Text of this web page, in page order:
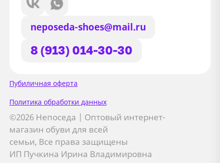
neposeda-shoes@mail.ru
8 (913) 014-30-30
Пубиличная оферта
Политика обработки данных
©2026 Непоседа | Оптовый интернет-
магазин обуви для всей
семьи, Все права защищены
ИП Пучкина Ирина Владимировна
Сайт использует файлы Cookie
Мы используем файлы cookie и
сторонние сервисы (Yandex.Metrica и
AppMetrica) для анализа трафика,
персонализации контента и улучшения
сайта.